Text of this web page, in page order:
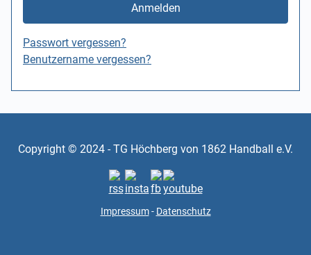
Anmelden
Passwort vergessen?
Benutzername vergessen?
Copyright © 2024 - TG Höchberg von 1862 Handball e.V.
Impressum- Datenschutz